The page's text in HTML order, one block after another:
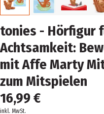
tonies - Hörfigur
Achtsamkeit:
mit Affe Marty
zum Mitspielen
16,99 €
inkl. MwSt.